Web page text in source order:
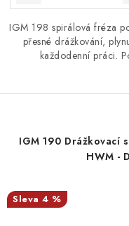
IGM 198 spirálová fréza
přesné drážkování,
každodenní práci.
IGM 190 Drážkovací
HWM -
4 %